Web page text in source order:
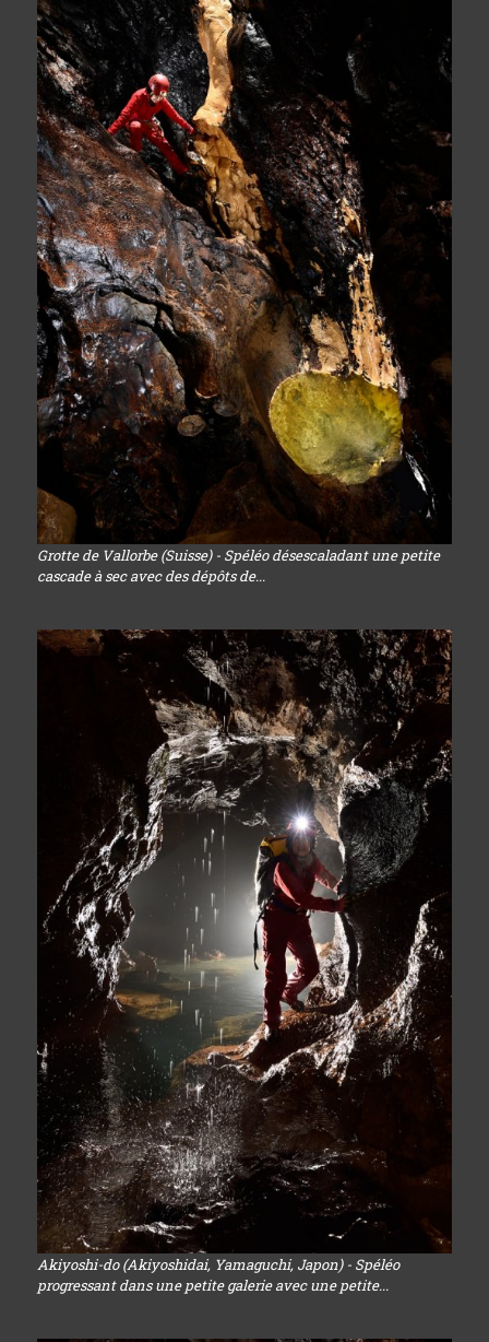
Grotte de Vallorbe (Suisse) - Spéléo désescaladant une petite
cascade à sec avec des dépôts de...
Akiyoshi-do (Akiyoshidai, Yamaguchi, Japon) - Spéléo
progressant dans une petite galerie avec une petite...